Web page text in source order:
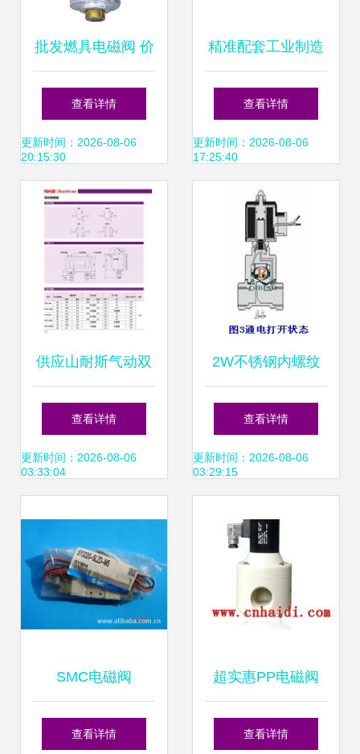
批发燃具电磁阀 价
格、厂家与选购指
南
查看详情
更新时间：2026-08-06
20:15:30
精准配套工业制造
乐清圣保机电磁阀
配件及锻压件优势
分析
查看详情
更新时间：2026-08-06
17:25:40
供应山耐斯气动双
压力控制器DNS-
306X 压力开关
不及我心中的恒定
陪伴
查看详情
更新时间：2026-08-06
03:33:04
2W不锈钢内螺纹
电磁阀 高性能工业
流体的可靠之选
查看详情
更新时间：2026-08-06
03:29:15
SMC电磁阀
SY3220-6LZD-M5
查看详情
超实惠PP电磁阀
海迪电磁阀供应与
查看详情